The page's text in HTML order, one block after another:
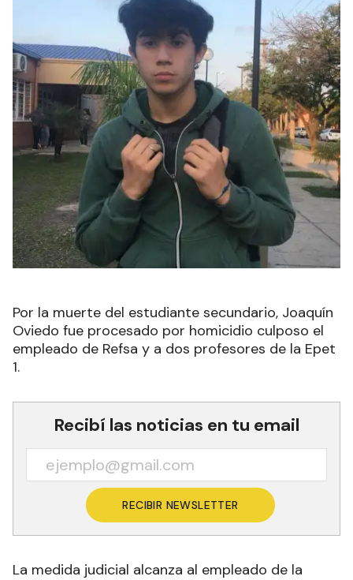
Por la muerte del estudiante secundario, Joaquín
Oviedo fue procesado por homicidio culposo el
empleado de Refsa y a dos profesores de la Epet
1.
Recibí las noticias en tu email
RECIBIR NEWSLETTER
La medida judicial alcanza al empleado de la